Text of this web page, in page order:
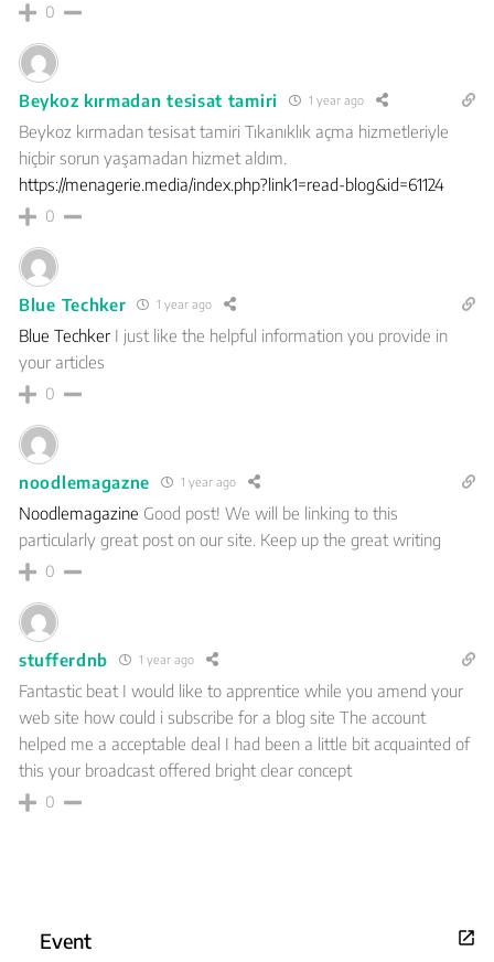
0
Beykoz kırmadan tesisat tamiri 1 year ago
Beykoz kırmadan tesisat tamiri Tıkanıklık açma hizmetleriyle
hiçbir sorun yaşamadan hizmet aldım.
https://menagerie.media/index.php?link1=read-blog&id=61124
0
Blue Techker 1 year ago
Blue TechkerI just like the helpful information you provide in
your articles
0
noodlemagazne 1 year ago
Noodlemagazine Good post! We will be linking to this
particularly great post on our site. Keep up the great writing
0
stufferdnb 1 year ago
Fantastic beat I would like to apprentice while you amend your
web site how could i subscribe for a blog site The account
helped me a acceptable deal I had been a little bit acquainted of
this your broadcast offered bright clear concept
0
Event